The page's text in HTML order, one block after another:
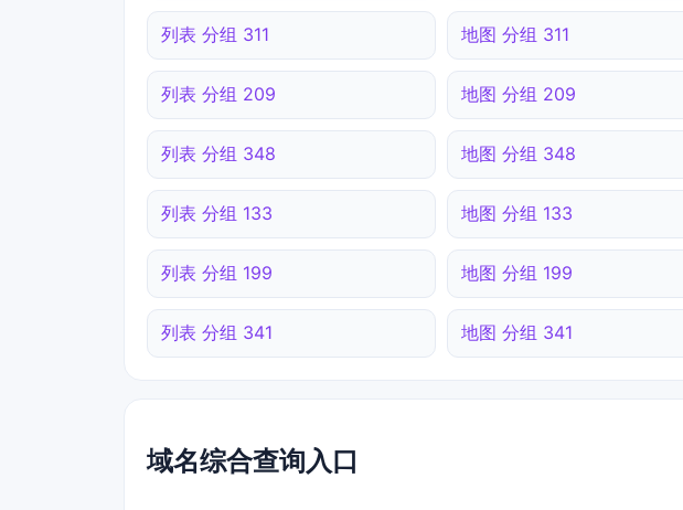
列表 分组 311 地图 分组 311
列表 分组 209 地图 分组 209
列表 分组 348 地图 分组 348
列表 分组 133 地图 分组 133
列表 分组 199 地图 分组 199
列表 分组 341 地图 分组 341
域名综合查询入口